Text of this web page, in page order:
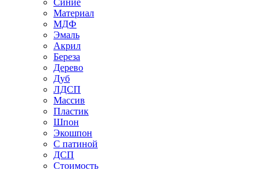
Синие
Материал
МДФ
Эмаль
Акрил
Береза
Дерево
Дуб
ЛДСП
Массив
Пластик
Шпон
Экошпон
С патиной
ДСП
Стоимость